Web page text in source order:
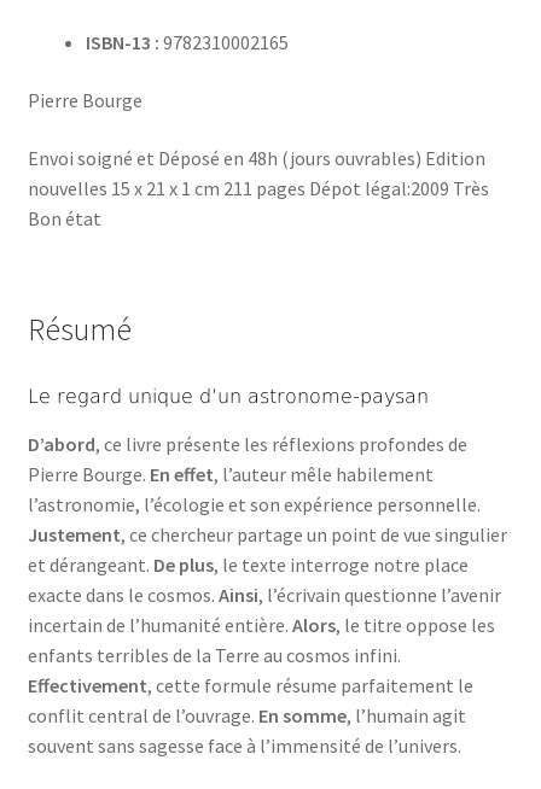
ISBN-13 : 9782310002165
Pierre Bourge
Envoi soigné et Déposé en 48h (jours ouvrables) Edition
nouvelles 15 x 21 x 1 cm 211 pages Dépot légal:2009 Très
Bon état
Résumé
Le regard unique d’un astronome-paysan
D’abord, ce livre présente les réflexions profondes de
Pierre Bourge. En effet, l’auteur mêle habilement
l’astronomie, l’écologie et son expérience personnelle.
Justement, ce chercheur partage un point de vue singulier
et dérangeant. De plus, le texte interroge notre place
exacte dans le cosmos. Ainsi, l’écrivain questionne l’avenir
incertain de l’humanité entière. Alors, le titre oppose les
enfants terribles de la Terre au cosmos infini.
Effectivement, cette formule résume parfaitement le
conflit central de l’ouvrage. En somme, l’humain agit
souvent sans sagesse face à l’immensité de l’univers.